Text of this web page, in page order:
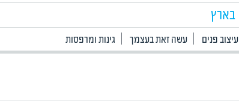
בארץ
עיצוב פנים עשה זאת בעצמך גינות ומרפסות